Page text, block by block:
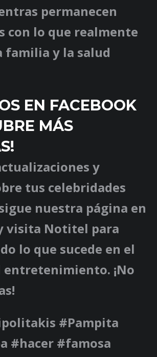
permanecen
con lo que realmente
familia y la salud
EN FACEBOOK
MÁS
y
tus celebridades
nuestra página en
visita Notitel para
lo que sucede en el
entretenimiento. ¡No
#Pampita
#hacer #famosa